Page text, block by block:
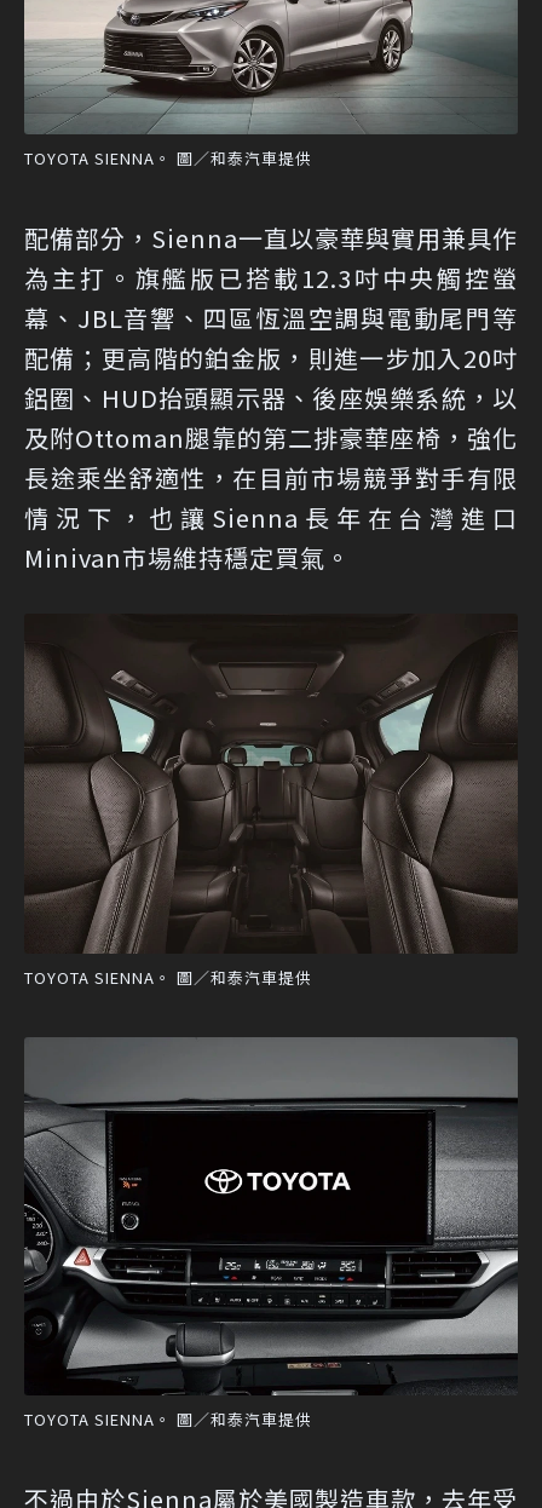
TOYOTA SIENNA。 圖／和泰汽車提供
配備部分，Sienna一直以豪華與實用兼具作
為主打。旗艦版已搭載12.3吋中央觸控螢
幕、JBL音響、四區恆溫空調與電動尾門等
配備；更高階的鉑金版，則進一步加入20吋
鋁圈、HUD抬頭顯示器、後座娛樂系統，以
及附Ottoman腿靠的第二排豪華座椅，強化
長途乘坐舒適性，在目前市場競爭對手有限
情況下，也讓Sienna長年在台灣進口
Minivan市場維持穩定買氣。
TOYOTA SIENNA。 圖／和泰汽車提供
TOYOTA SIENNA。 圖／和泰汽車提供
不過由於Sienna屬於美國製造車款，去年受